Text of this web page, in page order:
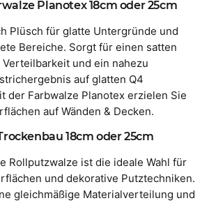
Planotex 18cm oder 25cm
Plüsch für glatte Untergründe und
Bereiche. Sorgt für einen satten
und ein nahezu
auf glatten Q4
der Farbwalze Planotex erzielen Sie
auf Wänden & Decken.
18cm oder 25cm
Rollputzwalze ist die ideale Wahl für
und dekorative Putztechniken.
gleichmäßige Materialverteilung und